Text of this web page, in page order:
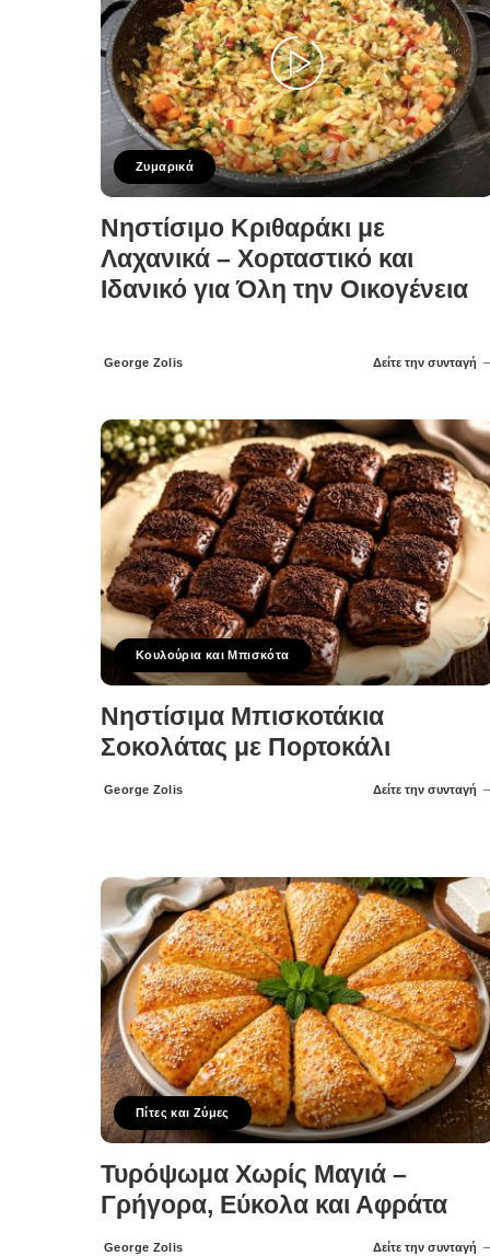
Ζυμαρικά
Νηστίσιμο Κριθαράκι με
Λαχανικά – Χορταστικό και
Ιδανικό για Όλη την Οικογένεια
Posted
George Zolis Δείτε την συνταγή
Κουλούρια και Μπισκότα
Νηστίσιμα Μπισκοτάκια
Σοκολάτας με Πορτοκάλι
Posted
George Zolis Δείτε την συνταγή
Πίτες και Ζύμες
Τυρόψωμα Χωρίς Μαγιά –
Γρήγορα, Εύκολα και Αφράτα
George Zolis Δείτε την συνταγή